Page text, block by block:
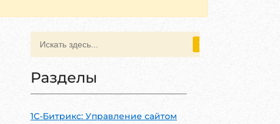
Разделы
1С-Битрикc: Управление сайтом